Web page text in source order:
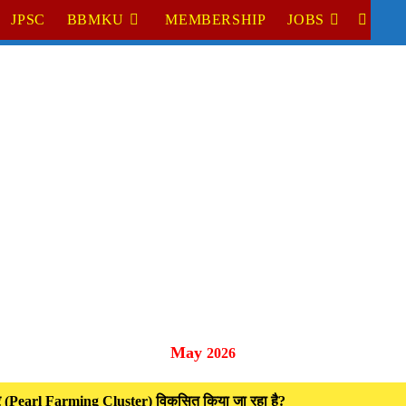
JPSC BBMKU MEMBERSHIP JOBS
May 2026
Farming Cluster) विकसित किया जा रहा है?